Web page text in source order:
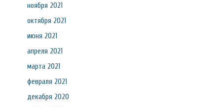
ноября 2021
октября 2021
июня 2021
апреля 2021
марта 2021
февраля 2021
декабря 2020